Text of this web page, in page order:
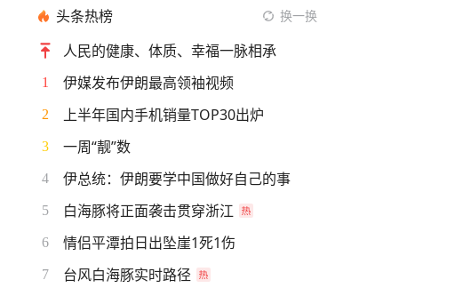
头条热榜 换一换
人民的健康、体质、幸福一脉相承
1 伊媒发布伊朗最高领袖视频
2 上半年国内手机销量TOP30出炉
3 一周“靓”数
4 伊总统：伊朗要学中国做好自己的事
5 白海豚将正面袭击贯穿浙江
6 情侣平潭拍日出坠崖1死1伤
7 台风白海豚实时路径